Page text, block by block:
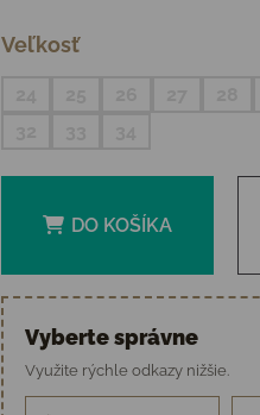
Veľkosť
DO KOŠÍKA
Vyberte správne
Využite rýchle odkazy nižšie.